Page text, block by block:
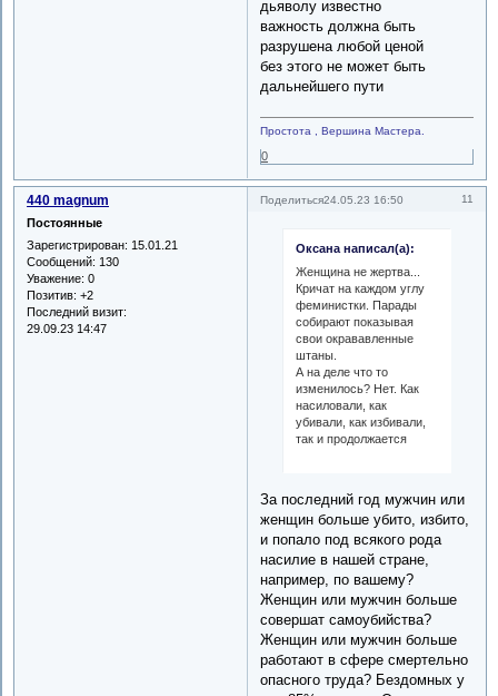
дьяволу известно
важность должна быть
разрушена любой ценой
без этого не может быть
дальнейшего пути
Простота , Вершина Мастера.
0
Поделиться 11
24.05.23 16:50
440 magnum
Постоянные
Зарегистрирован: 15.01.21
Сообщений: 130
Уважение: 0
Позитив: +2
Последний визит:
29.09.23 14:47
Оксана написал(а):
Женщина не жертва...
Кричат на каждом углу
феминистки. Парады
собирают показывая
свои окрававленные
штаны.
А на деле что то
изменилось? Нет. Как
насиловали, как
убивали, как избивали,
так и продолжается
За последний год мужчин или
женщин больше убито, избито,
и попало под всякого рода
насилие в нашей стране,
например, по вашему?
Женщин или мужчин больше
совершат самоубийства?
Женщин или мужчин больше
работают в сфере смертельно
опасного труда? Бездомных у